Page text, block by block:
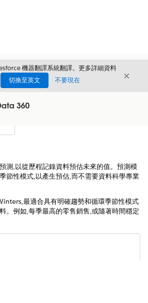
機器翻譯系統翻譯。更多詳細資料
切換至英文 不要現在 結束
360
測,以從歷程記錄資料預估未來的值。預測模
節性模式,以產生預估,而不需要資料科學專業
最適合具有明確趨勢和循環季節性模式
。例如,每季最高的零售銷售,或隨著時間穩定
都會使用新的執行階段。